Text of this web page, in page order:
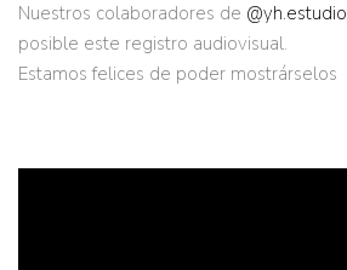
Nuestros colaboradores de @yh.estudio
posible este registro audiovisual.
Estamos felices de poder mostrárselos